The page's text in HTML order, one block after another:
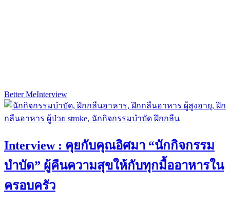
Better MeInterview
Interview : คุยกับคุณอิศมา “นักกิจกรรม
บำบัด” ผู้คืนความสุขให้กับทุกมื้ออาหารใน
ครอบครัว